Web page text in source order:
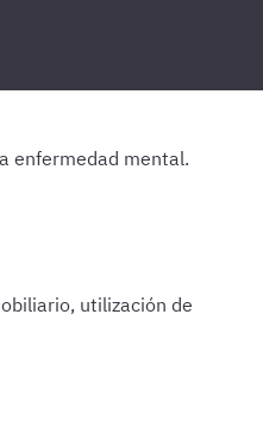
enfermedad mental.
utilización de